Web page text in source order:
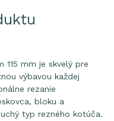
115 mm je skvelý pre
výbavou každej
rezanie
bloku a
typ rezného kotúča.